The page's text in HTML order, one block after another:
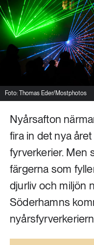
Mat & jordbruk
Skog
Social hållbarhet
Transport
Vatten
252 ARTIKLAR
Landsbygd
939 ARTIKLAR
Livsstil &
612 ARTIKLAR
262 ARTIKLAR
Skog
360 ARTIKLAR
Social hållbarhet
189 ARTIKLAR
Foto: Thomas Eder/Mostphotos
Nyårsafton
fira in det nya
fyrverkerier. Men
färgerna som
djurliv och miljön
Söderhamns